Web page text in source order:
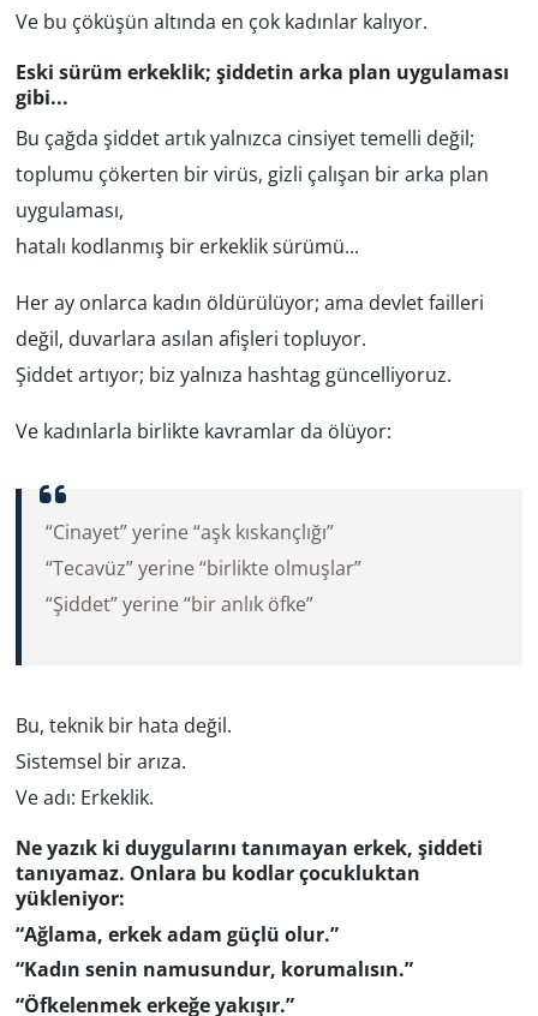
Ve bu çöküşün altında en çok kadınlar kalıyor.
Eski sürüm erkeklik; şiddetin arka plan uygulaması
gibi...
Bu çağda şiddet artık yalnızca cinsiyet temelli değil;
toplumu çökerten bir virüs, gizli çalışan bir arka plan
uygulaması,
hatalı kodlanmış bir erkeklik sürümü...
Her ay onlarca kadın öldürülüyor; ama devlet failleri
değil, duvarlara asılan afişleri topluyor.
Şiddet artıyor; biz yalnıza hashtag güncelliyoruz.
Ve kadınlarla birlikte kavramlar da ölüyor:
“Cinayet” yerine “aşk kıskançlığı”
“Tecavüz” yerine “birlikte olmuşlar”
“Şiddet” yerine “bir anlık öfke”
Bu, teknik bir hata değil.
Sistemsel bir arıza.
Ve adı: Erkeklik.
Ne yazık ki duygularını tanımayan erkek, şiddeti
tanıyamaz. Onlara bu kodlar çocukluktan
yükleniyor:
“Ağlama, erkek adam güçlü olur.”
“Kadın senin namusundur, korumalısın.”
“Öfkelenmek erkeğe yakışır.”